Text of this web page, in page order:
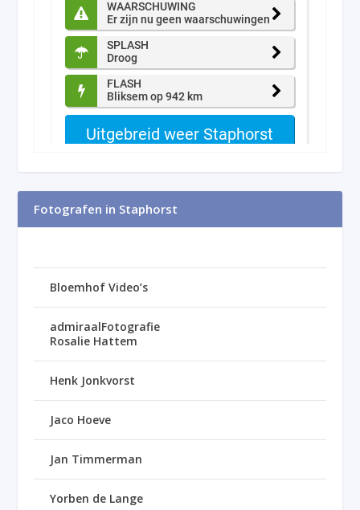
Fotografen in Staphorst
Bloemhof Video’s
admiraalFotografie
Rosalie Hattem
Henk Jonkvorst
Jaco Hoeve
Jan Timmerman
Yorben de Lange